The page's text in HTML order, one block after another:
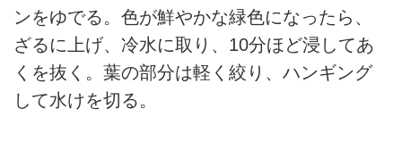
ンをゆでる。色が鮮やかな緑色になったら、
ざるに上げ、冷水に取り、10分ほど浸してあ
くを抜く。葉の部分は軽く絞り、ハンギング
して水けを切る。